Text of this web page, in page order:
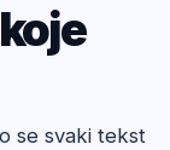
se svaki tekst